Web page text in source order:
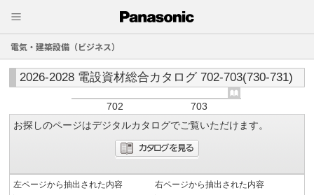
電気・建築設備（ビジネス）
2026-2028 電設資材総合カタログ 702-703(730-731)
702
703
お探しのページはデジタルカタログでご覧いただけます。
左ページから抽出された内容
右ページから抽出された内容